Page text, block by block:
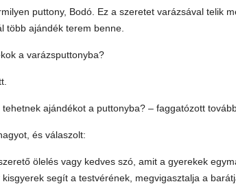
puttony, Bodó. Ez a szeretet varázsával telik
több ajándék terem benne.
a varázsputtonyba?
ajándékot a puttonyba? – faggatózott
és válaszolt:
ölelés vagy kedves szó, amit a gyerekek
segít a testvérének, megvigasztalja a